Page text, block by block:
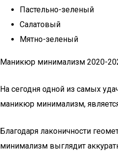
Пастельно-зеленый
Салатовый
Мятно-зеленый
Маникюр минимализм 2020-
На сегодня одной из самых
маникюр минимализм,
Благодаря лаконичности
минимализм выглядит